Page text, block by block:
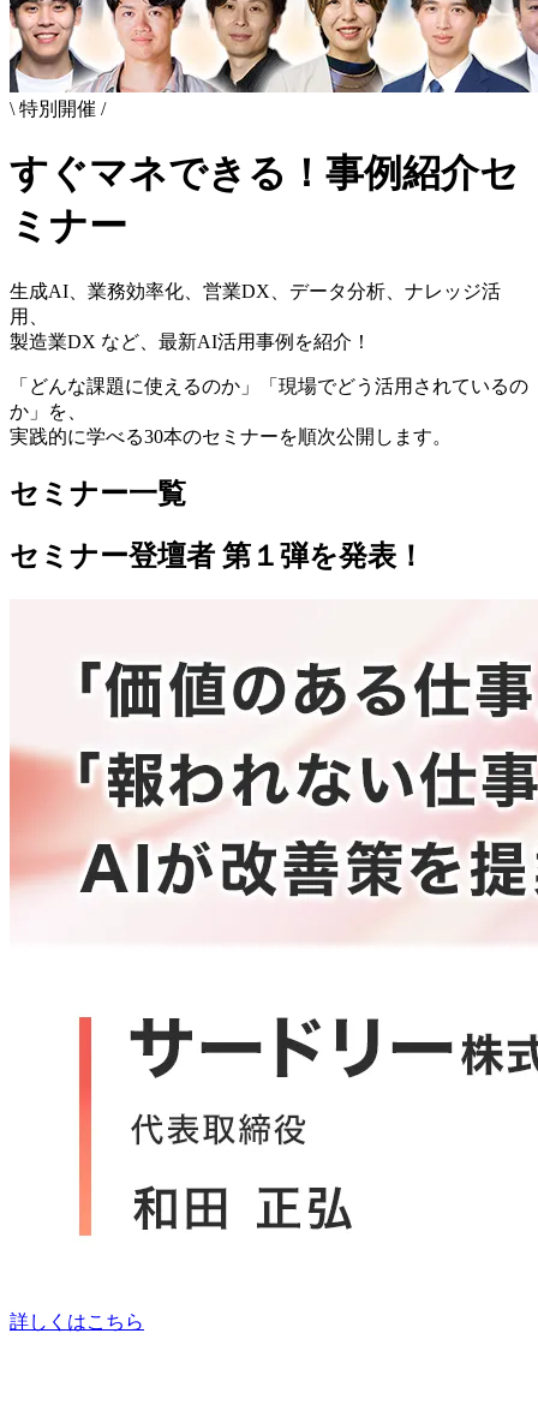
\ 特別開催 /
すぐマネできる！事例紹介セ
ミナー
生成AI、業務効率化、営業DX、データ分析、ナレッジ活
用、
製造業DX など、最新AI活用事例を紹介！
「どんな課題に使えるのか」「現場でどう活用されているの
か」を、
実践的に学べる30本のセミナーを順次公開します。
セミナー一覧
セミナー登壇者 第１弾を発表！
詳しくはこちら